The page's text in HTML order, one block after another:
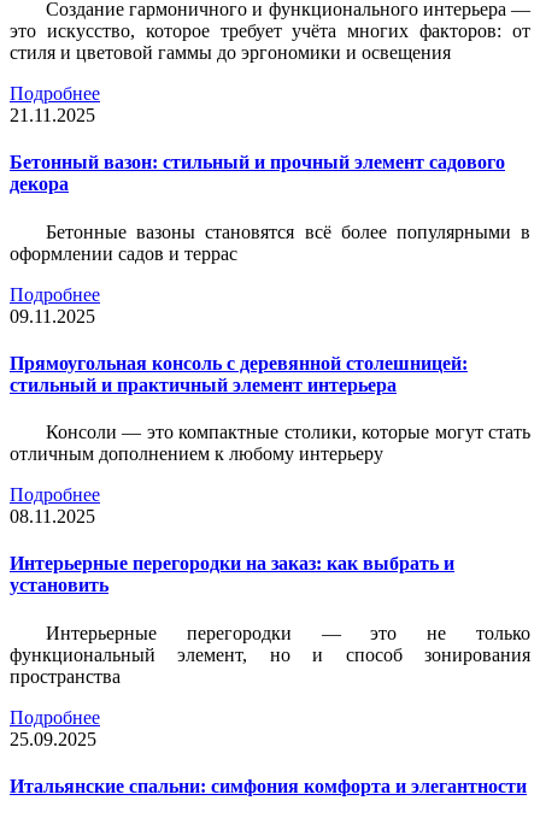
Создание гармоничного и функционального интерьера —
это искусство, которое требует учёта многих факторов: от
стиля и цветовой гаммы до эргономики и освещения
Подробнее
21.11.2025
Бетонный вазон: стильный и прочный элемент садового
декора
Бетонные вазоны становятся всё более популярными в
оформлении садов и террас
Подробнее
09.11.2025
Прямоугольная консоль с деревянной столешницей:
стильный и практичный элемент интерьера
Консоли — это компактные столики, которые могут стать
отличным дополнением к любому интерьеру
Подробнее
08.11.2025
Интерьерные перегородки на заказ: как выбрать и
установить
Интерьерные перегородки — это не только
функциональный элемент, но и способ зонирования
пространства
Подробнее
25.09.2025
Итальянские спальни: симфония комфорта и элегантности